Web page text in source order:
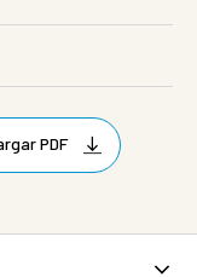
PDF